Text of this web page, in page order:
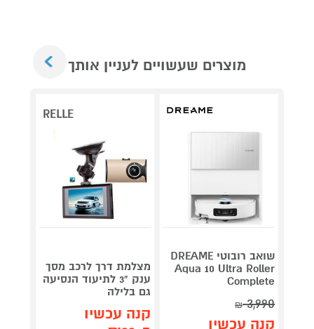
מוצרים שעשויים לעניין אותך
שואב רובוטי DREAME
Aqua 10 Ultra Roller
Complete
3,990
₪
קנה עכשיו
RELLE
מצלמת דרך לרכב מסך
ענק "3 לתיעוד הנסיעה
גם בלילה
קנה עכשיו